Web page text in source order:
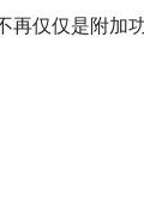
仅仅是附加